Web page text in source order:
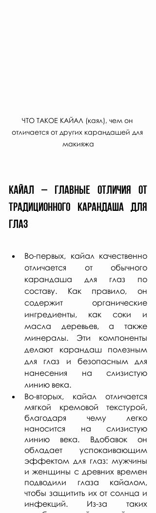
ЧТО ТАКОЕ КАЙАЛ (каял), чем он
отличается от других карандашей для
макияжа
Кайал – главные отличия от
традиционного карандаша для
глаз
Во-первых, кайал качественно
отличается от обычного
карандаша для глаз по
составу. Как правило, он
содержит органические
ингредиенты, как соки и
масла деревьев, а также
минералы. Эти компоненты
делают карандаш полезным
для глаз и безопасным для
нанесения на слизистую
линию века.
Во-вторых, кайал отличается
мягкой кремовой текстурой,
благодаря чему легко
наносится на слизистую
линию века. Вдобавок он
обладает успокаивающим
эффектом для глаз: мужчины
и женщины с древних времен
подводили глаза кайалом,
чтобы защитить их от солнца и
инфекций. Из-за таких